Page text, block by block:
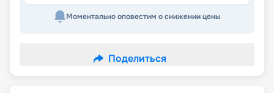
Моментально оповестим о снижении цены
Поделиться